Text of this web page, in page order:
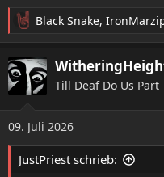
R
e
a
k
t
o
n
e
n
Black Snake,
Till Deaf Do Us Part
09. Juli 2026
JustPriest schrieb: